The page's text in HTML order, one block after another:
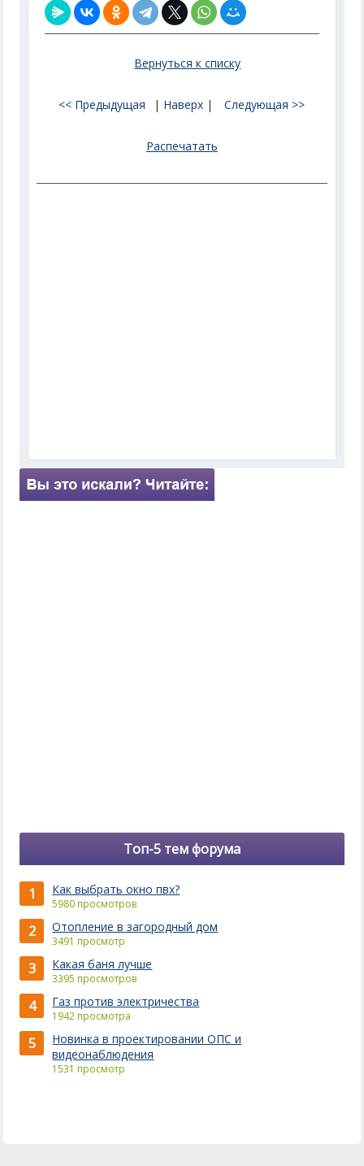
Вернуться к списку
<< Предыдущая | Наверх | Следующая >>
Распечатать
Топ-5 тем форума
1 Как выбрать окно пвх?
5980 просмотров
2 Отопление в загородный дом
3491 просмотр
3 Какая баня лучше
3395 просмотров
4 Газ против электричества
1942 просмотра
5
Новинка в проектировании ОПС и
видеонаблюдения
1531 просмотр